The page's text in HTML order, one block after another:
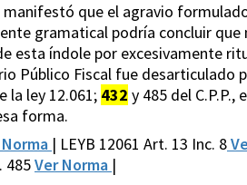
manifestó que el agravio
gramatical podría concluir
esta índole por excesivamente
Público Fiscal fue desarticulado
la ley 12.061; 432 y 485 del
forma.
| LEYB 12061 Art. 13 Inc. 8
485Ver Norma |